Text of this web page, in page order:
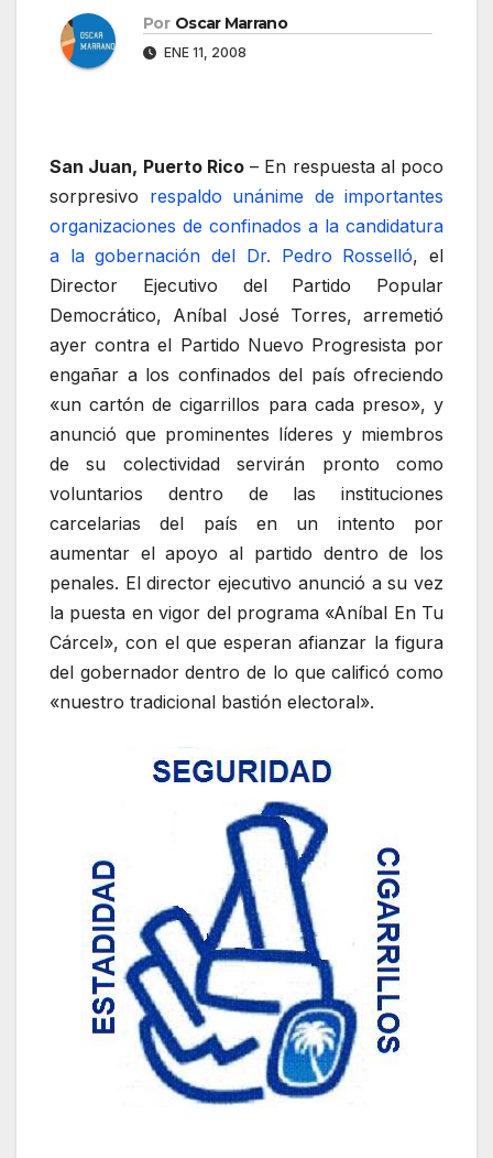
Por Oscar Marrano
ENE 11, 2008
San Juan, Puerto Rico– En respuesta al poco
sorpresivo respaldo unánime de importantes
organizaciones de confinados a la candidatura
a la gobernación del Dr. Pedro Rosselló, el
Director Ejecutivo del Partido Popular
Democrático, Aníbal José Torres, arremetió
ayer contra el Partido Nuevo Progresista por
engañar a los confinados del país ofreciendo
«un cartón de cigarrillos para cada preso», y
anunció que prominentes líderes y miembros
de su colectividad servirán pronto como
voluntarios dentro de las instituciones
carcelarias del país en un intento por
aumentar el apoyo al partido dentro de los
penales. El director ejecutivo anunció a su vez
la puesta en vigor del programa «Aníbal En Tu
Cárcel», con el que esperan afianzar la figura
del gobernador dentro de lo que calificó como
«nuestro tradicional bastión electoral».